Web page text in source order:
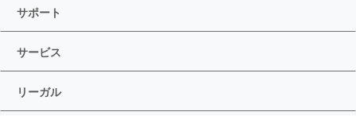
サポート
サービス
リーガル